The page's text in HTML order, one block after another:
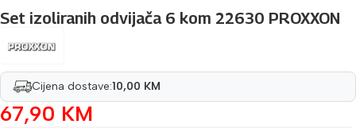
Set izoliranih odvijača 6 kom 22630 PROXXON
Cijena dostave:10,00 KM
67,90 KM